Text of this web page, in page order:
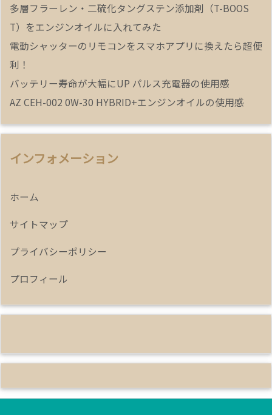
多層フラーレン・二硫化タングステン添加剤（T-BOOS
T）をエンジンオイルに入れてみた
電動シャッターのリモコンをスマホアプリに換えたら超便
利！
バッテリー寿命が大幅にUP パルス充電器の使用感
AZ CEH-002 0W-30 HYBRID+エンジンオイルの使用感
インフォメーション
ホーム
サイトマップ
プライバシーポリシー
プロフィール